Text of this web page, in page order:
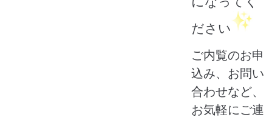
ださい
ご内覧のお申
込み、お問い
合わせなど、
お気軽にご連